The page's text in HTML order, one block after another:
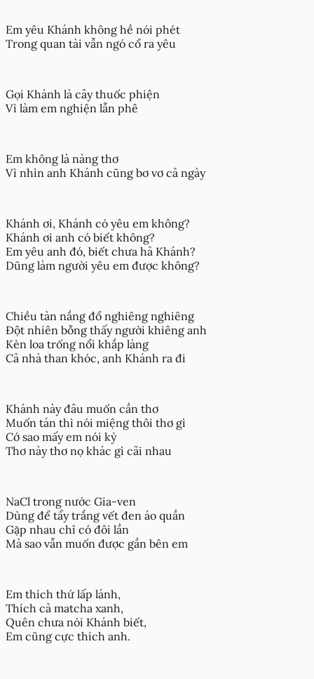
Em yêu Khánh không hề nói phét
Trong quan tài vẫn ngó cổ ra yêu
Gọi Khánh là cây thuốc phiện
Vì làm em nghiện lẫn phê
Em không là nàng thơ
Vì nhìn anh Khánh cũng bơ vơ cả ngày
Khánh ơi, Khánh có yêu em không?
Khánh ơi anh có biết không?
Em yêu anh đó, biết chưa hả Khánh?
Dũng làm người yêu em được không?
Chiều tàn nắng đổ nghiêng nghiêng
Đột nhiên bỗng thấy người khiêng anh
Kèn loa trống nổi khắp làng
Cả nhà than khóc, anh Khánh ra đi
Khánh này đâu muốn cần thơ
Muốn tán thì nói miệng thôi thơ gì
Cớ sao mấy em nói kỳ
Thơ này thơ nọ khác gì cãi nhau
NaCl trong nước Gia-ven
Dùng để tẩy trắng vết đen áo quần
Gặp nhau chỉ có đôi lần
Mà sao vẫn muốn được gần bên em
Em thích thứ lấp lánh,
Thích cả matcha xanh,
Quên chưa nói Khánh biết,
Em cũng cực thích anh.